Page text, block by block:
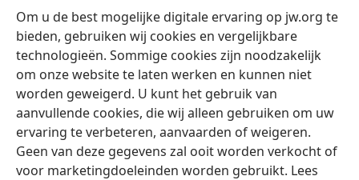
Om u de best mogelijke digitale ervaring op jw.org te
bieden, gebruiken wij cookies en vergelijkbare
technologieën. Sommige cookies zijn noodzakelijk
om onze website te laten werken en kunnen niet
worden geweigerd. U kunt het gebruik van
aanvullende cookies, die wij alleen gebruiken om uw
ervaring te verbeteren, aanvaarden of weigeren.
Geen van deze gegevens zal ooit worden verkocht of
voor marketingdoeleinden worden gebruikt. Lees
(opent
nieuw
venster)Watchtower ONLINE LIBRARY™
(opent
nieuw
venster)JW Hub ®
(opent
nieuw
venster)
®
Watchtower Library